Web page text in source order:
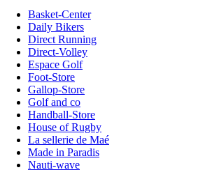
Basket-Center
Daily Bikers
Direct Running
Direct-Volley
Espace Golf
Foot-Store
Gallop-Store
Golf and co
Handball-Store
House of Rugby
La sellerie de Maé
Made in Paradis
Nauti-wave